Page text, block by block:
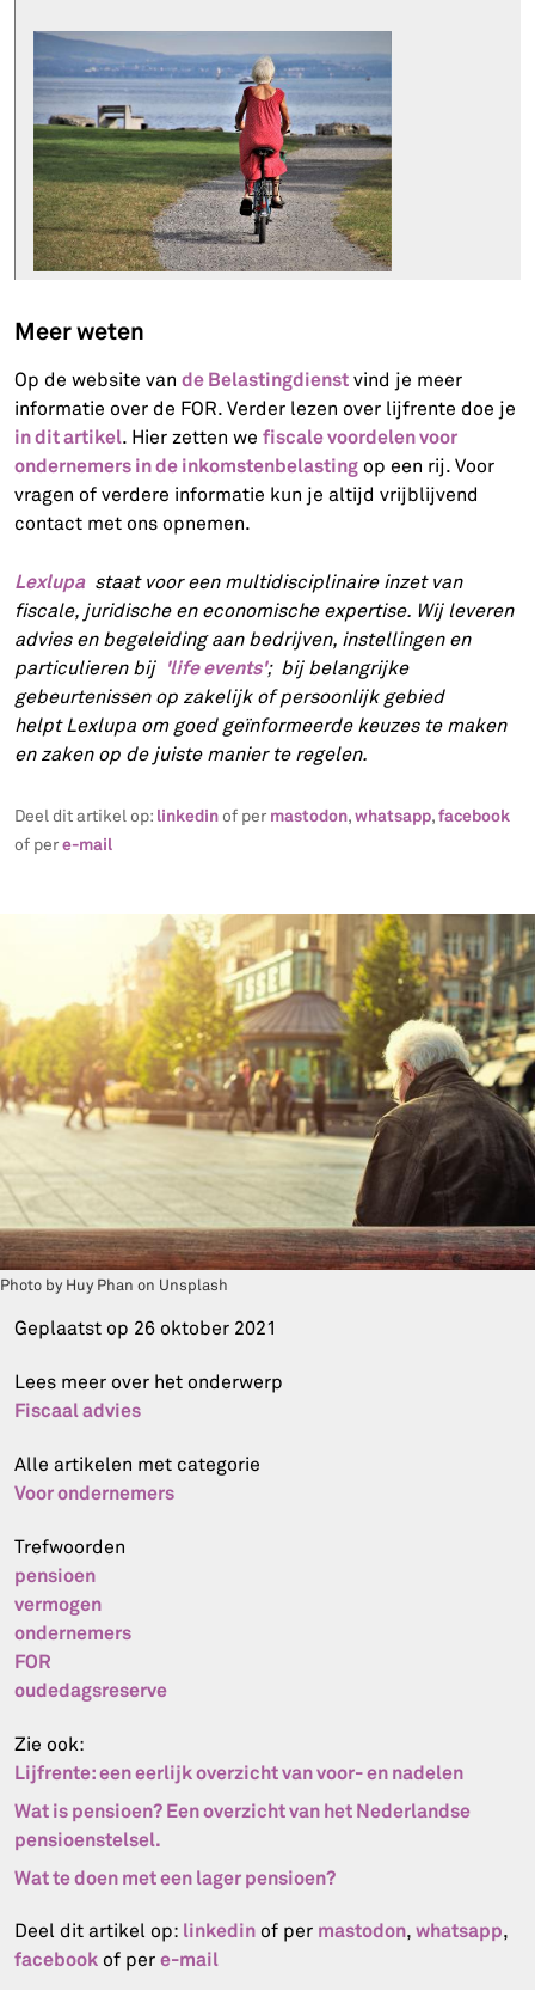
Meer weten
Op de website vande Belastingdienst vind je meer
informatie over de FOR. Verder lezen over lijfrente doe je
in dit artikel. Hier zetten wefiscale voordelen voor
ondernemers in de inkomstenbelasting op een rij. Voor
vragen of verdere informatie kun je altijd vrijblijvend
contact met ons opnemen.
Lexlupastaat voor een multidisciplinaire inzet van
fiscale, juridische en economische expertise. Wij leveren
advies en begeleiding aan bedrijven, instellingen en
particulieren bij 'life events'; bij belangrijke
gebeurtenissen op zakelijk of persoonlijk gebied
helpt Lexlupa om goed geïnformeerde keuzes te maken
en zaken op de juiste manier te regelen.
Deel dit artikel op: linkedinof per mastodon,whatsapp,facebook
of pere-mail
Photo by Huy Phan on Unsplash
Geplaatst op 26 oktober 2021
Lees meer over het onderwerp
Fiscaal advies
Alle artikelen met categorie
Voor ondernemers
Trefwoorden
pensioen
vermogen
ondernemers
FOR
oudedagsreserve
Zie ook:
Lijfrente: een eerlijk overzicht van voor- en nadelen
Wat is pensioen? Een overzicht van het Nederlandse
pensioenstelsel.
Wat te doen met een lager pensioen?
Deel dit artikel op: linkedin of per mastodon,whatsapp,
facebook of pere-mail